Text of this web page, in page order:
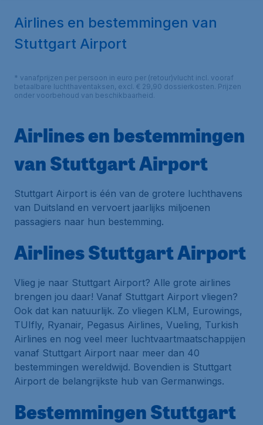
Airlines en bestemmingen van
Stuttgart Airport
* vanafprijzen per persoon in euro per (retour)vlucht incl. vooraf
betaalbare luchthaventaksen, excl. € 29,90 dossierkosten. Prijzen
onder voorbehoud van beschikbaarheid.
Airlines en bestemmingen
van Stuttgart Airport
Stuttgart Airport is één van de grotere luchthavens
van Duitsland en vervoert jaarlijks miljoenen
passagiers naar hun bestemming.
Airlines Stuttgart Airport
Vlieg je naar Stuttgart Airport? Alle grote airlines
brengen jou daar! Vanaf Stuttgart Airport vliegen?
Ook dat kan natuurlijk. Zo vliegen KLM, Eurowings,
TUIfly, Ryanair, Pegasus Airlines, Vueling, Turkish
Airlines en nog veel meer luchtvaartmaatschappijen
vanaf Stuttgart Airport naar meer dan 40
bestemmingen wereldwijd. Bovendien is Stuttgart
Airport de belangrijkste hub van Germanwings.
Bestemmingen Stuttgart